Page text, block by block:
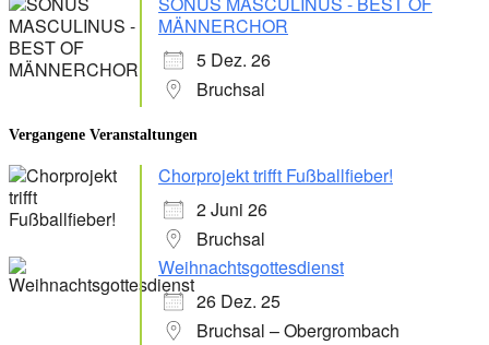
MÄNNERCHOR
5 Dez. 26
Bruchsal
Vergangene Veranstaltungen
Chorprojekt trifft Fußballfieber!
2 Juni 26
Bruchsal
Weihnachtsgottesdienst
26 Dez. 25
Bruchsal – Obergrombach